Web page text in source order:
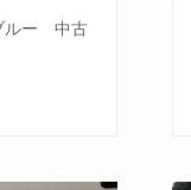
ルー 中古